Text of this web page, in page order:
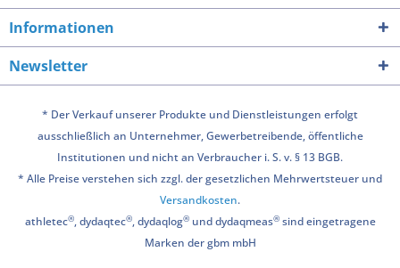
Informationen
Newsletter
* Der Verkauf unserer Produkte und Dienstleistungen erfolgt
ausschließlich an Unternehmer, Gewerbetreibende, öffentliche
Institutionen und nicht an Verbraucher i. S. v. § 13 BGB.
* Alle Preise verstehen sich zzgl. der gesetzlichen Mehrwertsteuer und
Versandkosten.
athletec®, dydaqtec®, dydaqlog®und dydaqmeas®sind eingetragene
Marken der gbm mbH